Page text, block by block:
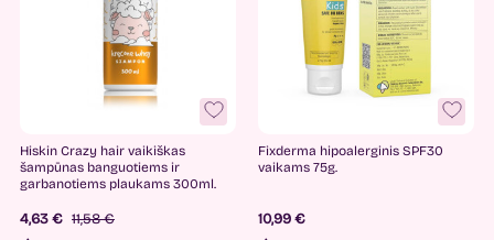
Hiskin Crazy hair vaikiškas
šampūnas banguotiems ir
garbanotiems plaukams 300ml.
4,63 € 11,58 €
Fixderma hipoalerginis SPF30
vaikams 75g.
10,99 €